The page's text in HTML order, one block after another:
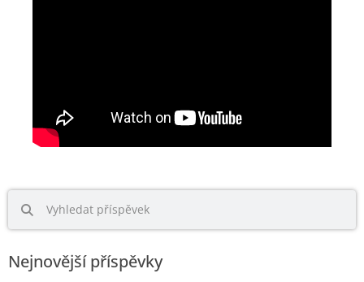
Nejnovější příspěvky